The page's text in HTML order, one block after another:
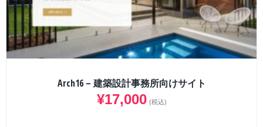
Arch16 – 建築設計事務所向けサイト
¥17,000 (税込)